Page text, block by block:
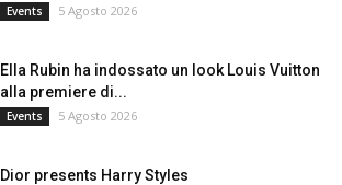
Events 5 Agosto 2026
Ella Rubin ha indossato un look Louis Vuitton
alla premiere di...
Events 5 Agosto 2026
Dior presents Harry Styles